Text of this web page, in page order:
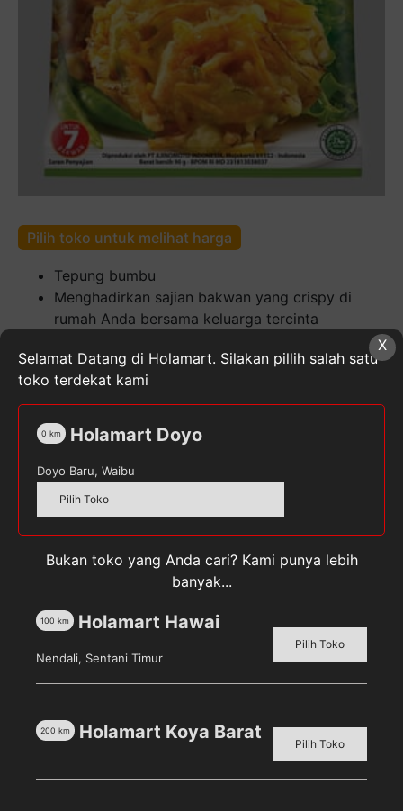
Pilih toko untuk melihat harga
Tepung bumbu
Menghadirkan sajian bakwan yang crispy di
rumah Anda bersama keluarga tercinta
Kelezatan bakwan crispy mudah Anda dapatkan
karena sajiku menghadirkan tepung serbaguna
untuk memudahkan Anda memasak bakwan
crispy yang renyah di rumah
Berat Bersih : 90 g
Sajiku
Bakwan
Bumbu
SKU: 8992770061065 Kategori: Bahan Masakan &
Bumbu Masakan
Makanan, Minuman, & Buah
Ulasan (0)
Sajiku Bakwan Crispy Tepung Bumbu [90 g]
X
Selamat Datang di Holamart. Silakan pillih salah satu
toko terdekat kami
Holamart Doyo
0 km
Doyo Baru, Waibu
Pilih Toko
Bukan toko yang Anda cari? Kami punya lebih
banyak...
Holamart Hawai
100 km
Nendali, Sentani Timur
Pilih Toko
Holamart Koya Barat
200 km
Pilih Toko